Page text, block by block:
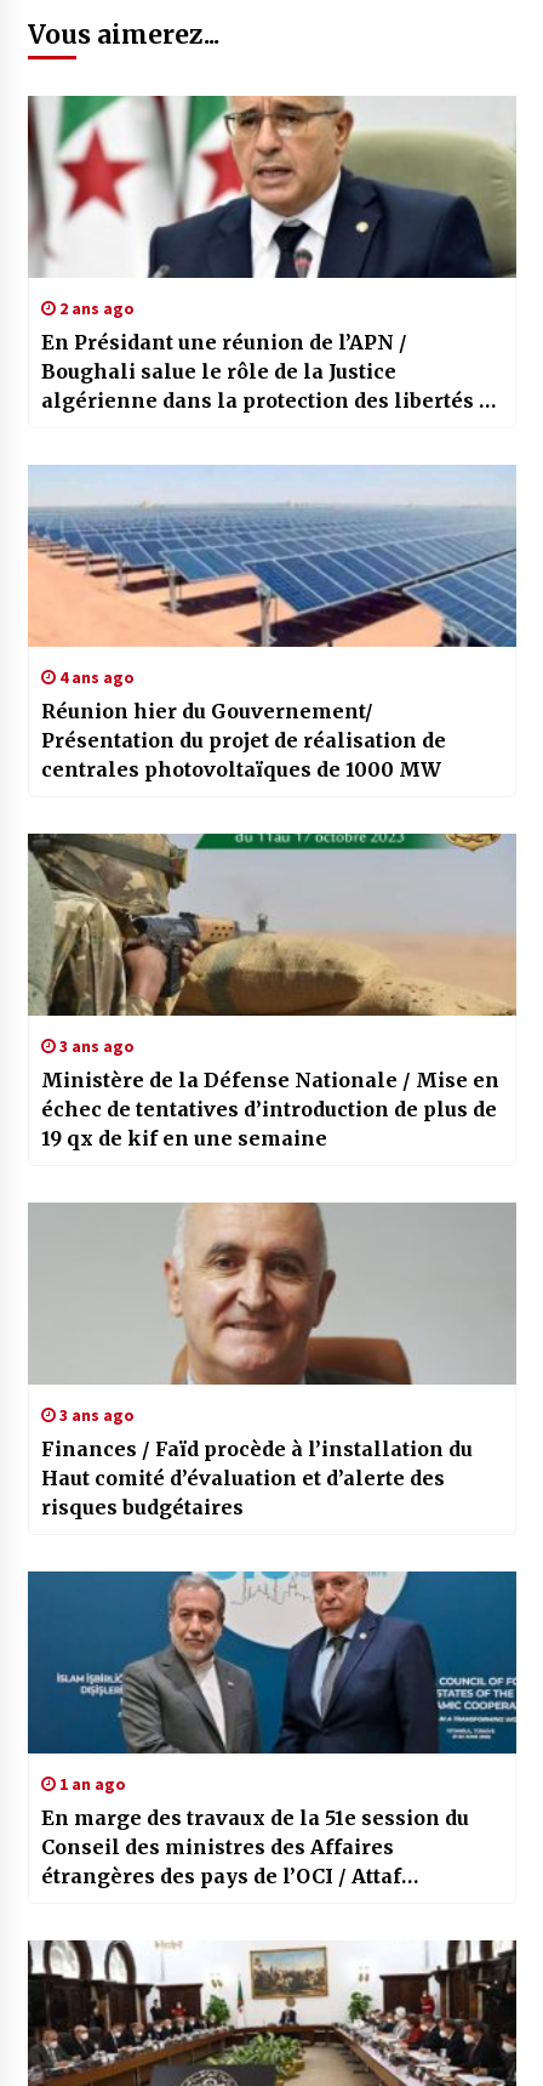
Vous aimerez...
2 ans ago
En Présidant une réunion de l’APN /
Boughali salue le rôle de la Justice
algérienne dans la protection des libertés et
affaires intérieures du pays
4 ans ago
Réunion hier du Gouvernement/
Présentation du projet de réalisation de
centrales photovoltaïques de 1000 MW
3 ans ago
Ministère de la Défense Nationale / Mise en
échec de tentatives d’introduction de plus de
19 qx de kif en une semaine
3 ans ago
Finances / Faïd procède à l’installation du
Haut comité d’évaluation et d’alerte des
risques budgétaires
1 an ago
En marge des travaux de la 51e session du
Conseil des ministres des Affaires
étrangères des pays de l’OCI / Attaf
iranien…